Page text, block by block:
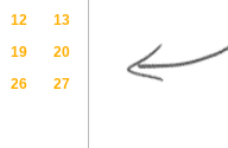
12
13
19
20
26
27